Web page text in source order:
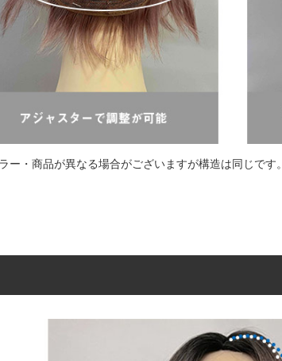
ー・商品が異なる場合がございますが構造は同じです。